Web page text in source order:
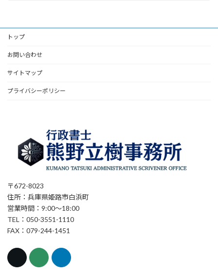
トップ
お問い合わせ
サイトマップ
プライバシーポリシー
〒672-8023
住所：兵庫県姫路市白浜町
営業時間：9:00～18:00
TEL：050-3551-1110
FAX：079-244-1451